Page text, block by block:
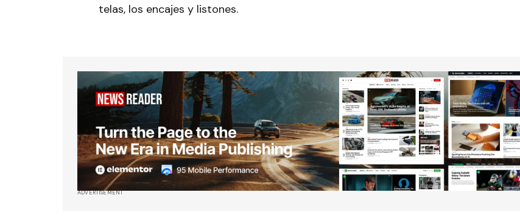
telas, los encajes y listones.
ADVERTISEMENT